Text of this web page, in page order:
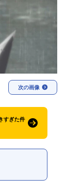
一覧
次の画像
すぎた件